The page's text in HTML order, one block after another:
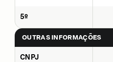
5º
OUTRAS INFORMAÇÕES
CNPJ